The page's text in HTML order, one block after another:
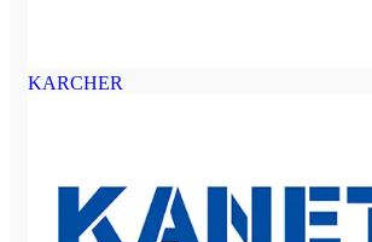
KARCHER